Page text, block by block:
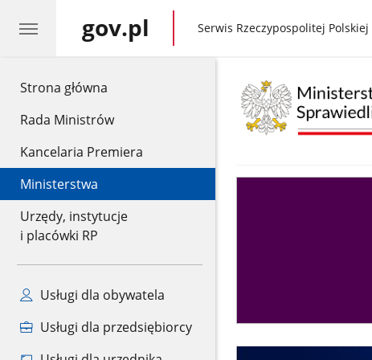
Strona główna
Rada Ministrów
Kancelaria Premiera
Ministerstwa
Urzędy, instytucje
i placówki RP
Usługi dla obywatela
Usługi dla przedsiębiorcy
gov.pl gov.pl
Serwis Rzeczypospolitej Polskiej